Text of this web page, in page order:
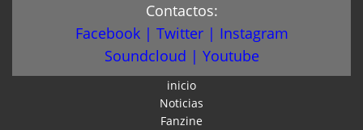
Contactos:
Facebook| Twitter| Instagram
Soundcloud | Youtube
inicio
Noticias
Fanzine